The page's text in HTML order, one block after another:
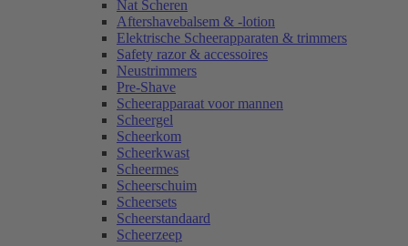
Nat Scheren
Aftershavebalsem & -lotion
Elektrische Scheerapparaten & trimmers
Safety razor & accessoires
Neustrimmers
Pre-Shave
Scheerapparaat voor mannen
Scheergel
Scheerkom
Scheerkwast
Scheermes
Scheerschuim
Scheersets
Scheerstandaard
Scheerzeep